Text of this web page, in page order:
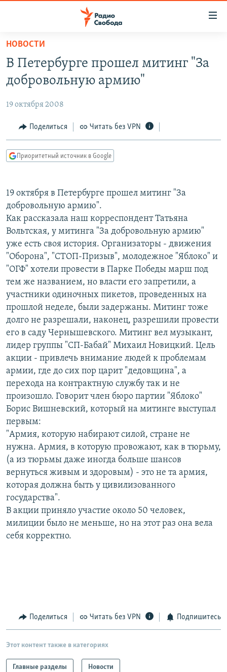
упрощенного
доступа
Вернуться
основному
Вернутся
главной
навигации
поиску
ПРОГРАММЫ
ПОДКАСТЫ
АВТОРСКИЕ ПРОЕКТЫ
ЦИТАТЫ СВОБОДЫ
МНЕНИЯ
IDEL.РЕАЛИИ
СЕВЕР.РЕАЛИИ
СИБИРЬ.РЕАЛИИ
РАСПИСАНИЕ ВЕЩАНИЯ
ПОДПИШИТЕСЬ НА РАССЫЛКУ
СОЦИАЛЬНЫЕ СЕТИ
Все сайты РСЕ/РС
НОВОСТИ
В Петербурге прошел митинг "За
добровольную армию"
19 октября 2008
Поделиться Читать без VPN
Приоритетный источник в Google
19 октября в Петербурге прошел митинг "За
добровольную армию".
Как рассказала наш корреспондент Татьяна
Вольтская, у митинга "За добровольную армию"
уже есть своя история. Организаторы - движения
"Оборона", "СТОП-Призыв", молодежное "Яблоко" и
"ОГФ" хотели провести в Парке Победы марш под
тем же названием, но власти его запретили, а
участники одиночных пикетов, проведенных на
прошлой неделе, были задержаны. Митинг тоже
долго не разрешали, наконец, разрешили провести
его в саду Чернышевского. Митинг вел музыкант,
лидер группы "СП-Бабай" Михаил Новицкий. Цель
акции - привлечь внимание людей к проблемам
армии, где до сих пор царит "дедовщина", а
перехода на контрактную службу так и не
произошло. Говорит член бюро партии "Яблоко"
Борис Вишневский, который на митинге выступал
первым:
"Армия, которую набирают силой, стране не
нужна. Армия, в которую провожают, как в тюрьму,
(а из тюрьмы даже иногда больше шансов
вернуться живым и здоровым) - это не та армия,
которая должна быть у цивилизованного
государства".
В акции приняло участие около 50 человек,
милиции было не меньше, но на этот раз она вела
себя корректно.
Поделиться Читать без VPN Подпишитесь
Этот контент также в категориях
Главные разделы Новости